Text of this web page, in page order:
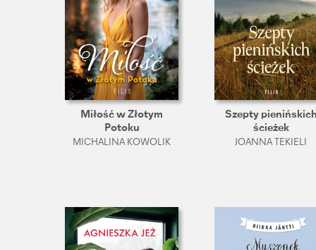
Miłość w Złotym
Potoku
MICHALINA KOWOLIK
Szepty
ścieżek
JOANNA TEKIELI